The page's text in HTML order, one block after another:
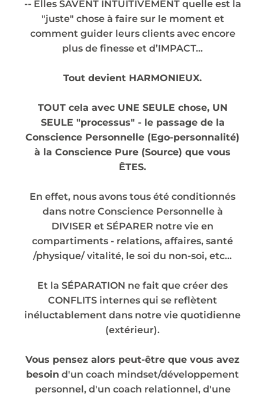
-- Elles SAVENT INTUITIVEMENT quelle est la
"juste" chose à faire sur le moment et
comment guider leurs clients avec encore
plus de finesse et d’IMPACT…
Tout devient HARMONIEUX.
TOUT cela avec UNE SEULE chose, UN
SEULE "processus" - le passage de la
Conscience Personnelle (Ego-personnalité)
à la Conscience Pure (Source) que vous
ÊTES.
En effet, nous avons tous été conditionnés
dans notre Conscience Personnelle à
DIVISER et SÉPARER notre vie en
compartiments - relations, affaires, santé
/physique/ vitalité, le soi du non-soi, etc...
Et la SÉPARATION ne fait que créer des
CONFLITS internes qui se reflètent
inéluctablement dans notre vie quotidienne
(extérieur).
Vous pensez alors peut-être que vous avez
besoin d'un coach mindset/développement
personnel, d'un coach relationnel, d'une